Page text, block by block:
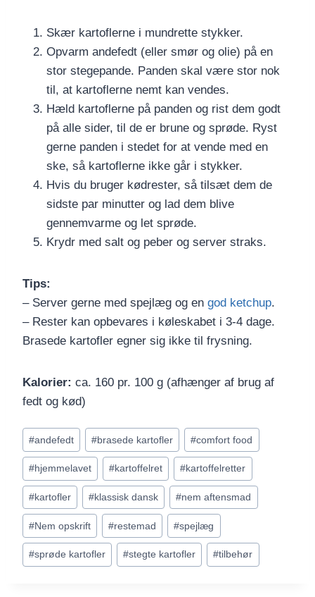
Skær kartoflerne i mundrette stykker.
Opvarm andefedt (eller smør og olie) på en
stor stegepande. Panden skal være stor nok
til, at kartoflerne nemt kan vendes.
Hæld kartoflerne på panden og rist dem godt
på alle sider, til de er brune og sprøde. Ryst
gerne panden i stedet for at vende med en
ske, så kartoflerne ikke går i stykker.
Hvis du bruger kødrester, så tilsæt dem de
sidste par minutter og lad dem blive
gennemvarme og let sprøde.
Krydr med salt og peber og server straks.
Tips:
– Server gerne med spejlæg og en god ketchup.
– Rester kan opbevares i køleskabet i 3-4 dage.
Brasede kartofler egner sig ikke til frysning.
Kalorier: ca. 160 pr. 100 g (afhænger af brug af
fedt og kød)
Indlæg-
tags:
#andefedt #brasede kartofler #comfort food
#hjemmelavet #kartoffelret #kartoffelretter
#kartofler #klassisk dansk #nem aftensmad
#Nem opskrift #restemad #spejlæg
#sprøde kartofler #stegte kartofler #tilbehør